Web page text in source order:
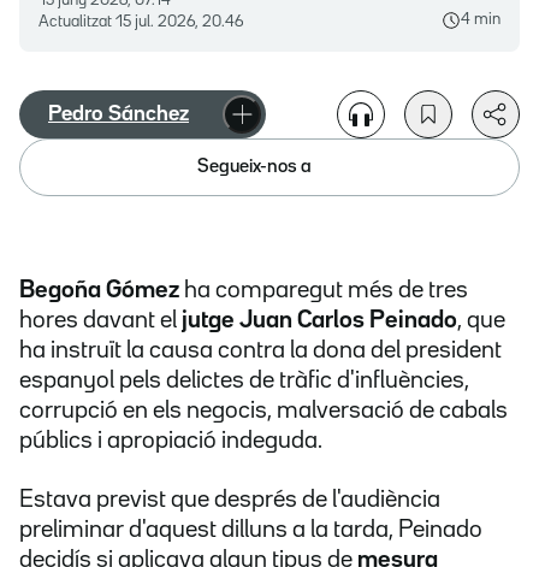
Actualitzat 15 jul. 2026, 20.46 4 min
Pedro Sánchez
Segueix-nos a
Begoña Gómez ha comparegut més de tres
hores davant el jutge Juan Carlos Peinado, que
ha instruït la causa contra la dona del president
espanyol pels delictes de tràfic d'influències,
corrupció en els negocis, malversació de cabals
públics i apropiació indeguda.
Estava previst que després de l'audiència
preliminar d'aquest dilluns a la tarda, Peinado
decidís si aplicava algun tipus de mesura